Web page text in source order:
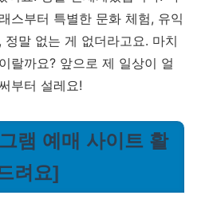
스부터 특별한 문화 체험, 유익
말 없는 게 없더라고요. 마치
랄까요? 앞으로 제 일상이 얼
부터 설레요!
램 예매 사이트 활
려요]